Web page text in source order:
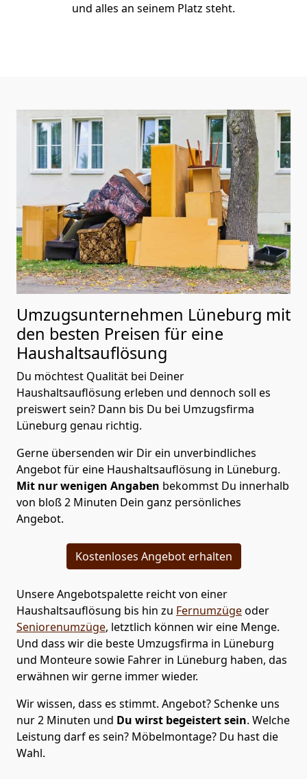
und alles an seinem Platz steht.
Umzugsunternehmen Lüneburg mit
den besten Preisen für eine
Haushaltsauflösung
Du möchtest Qualität bei Deiner
Haushaltsauflösung erleben und dennoch soll es
preiswert sein? Dann bis Du bei Umzugsfirma
Lüneburg genau richtig.
Gerne übersenden wir Dir ein unverbindliches
Angebot für eine Haushaltsauflösung in Lüneburg.
Mit nur wenigen Angaben bekommst Du innerhalb
von bloß 2 Minuten Dein ganz persönliches
Angebot.
Kostenloses Angebot erhalten
Unsere Angebotspalette reicht von einer
Haushaltsauflösung bis hin zu Fernumzügeoder
Seniorenumzüge, letztlich können wir eine Menge.
Und dass wir die beste Umzugsfirma in Lüneburg
und Monteure sowie Fahrer in Lüneburg haben, das
erwähnen wir gerne immer wieder.
Wir wissen, dass es stimmt. Angebot? Schenke uns
nur 2 Minuten und Du wirst begeistert sein. Welche
Leistung darf es sein? Möbelmontage? Du hast die
Wahl.